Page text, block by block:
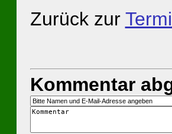
Zurück zur
Kommentar